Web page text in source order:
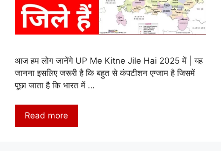
आज हम लोग जानेंगे UP Me Kitne Jile Hai 2025 में | यह
जानना इसलिए जरूरी है कि बहुत से कंपटीशन एग्जाम है जिसमें
पूछा जाता है कि भारत में …
Read more